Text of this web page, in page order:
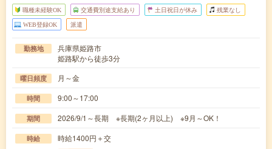
職種未経験OK 交通費別途支給あり 土日祝日が休み 残業なし
WEB登録OK 派遣
勤務地
兵庫県姫路市
姫路駅から徒歩3分
曜日頻度 月～金
時間 9:00～17:00
期間 2026/9/1～長期 ※長期(2ヶ月以上) ※9月～OK！
時給 時給1400円＋交